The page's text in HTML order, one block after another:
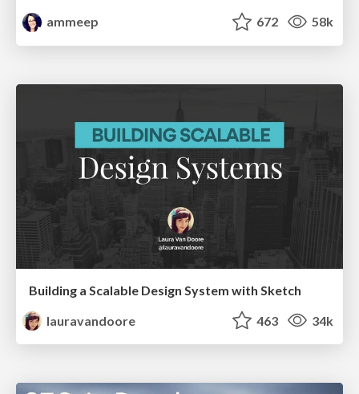
ammeep
672 58k
Building a Scalable Design System with Sketch
lauravandoore
463 34k